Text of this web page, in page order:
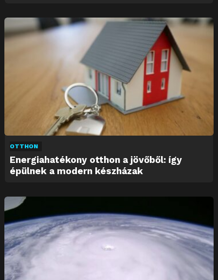
OTTHON
Energiahatékony otthon a jövőből: így
épülnek a modern készházak